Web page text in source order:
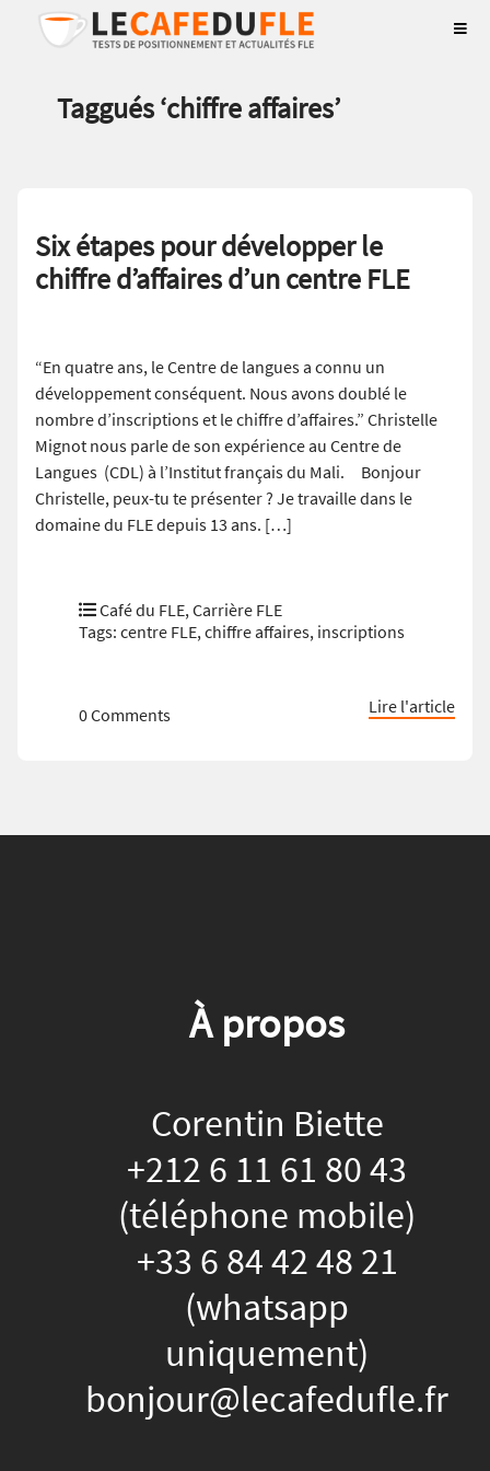
Taggués ‘chiffre affaires’
Six étapes pour développer le
chiffre d’affaires d’un centre FLE
“En quatre ans, le Centre de langues a connu un
développement conséquent. Nous avons doublé le
nombre d’inscriptions et le chiffre d’affaires.” Christelle
Mignot nous parle de son expérience au Centre de
Langues (CDL) à l’Institut français du Mali. Bonjour
Christelle, peux-tu te présenter ? Je travaille dans le
domaine du FLE depuis 13 ans. […]
Café du FLE,Carrière FLE
Tags: centre FLE,chiffre affaires, inscriptions
0 Comments Lire l'article
À propos
Corentin Biette
+212 6 11 61 80 43
(téléphone mobile)
+33 6 84 42 48 21
(whatsapp
uniquement)
bonjour@lecafedufle.fr